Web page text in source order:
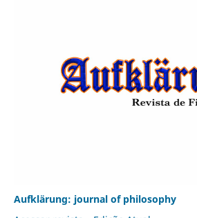
Aufklärung: journal of philosophy